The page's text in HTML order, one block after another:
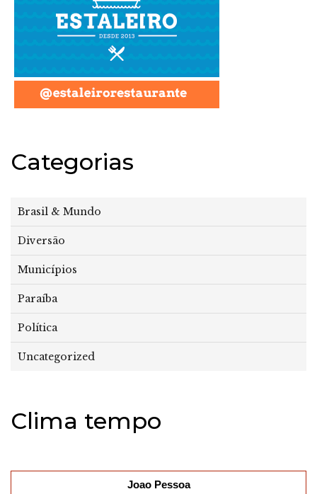
Categorias
Brasil & Mundo
Diversão
Municípios
Paraíba
Política
Uncategorized
Clima tempo
Joao Pessoa